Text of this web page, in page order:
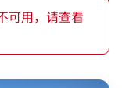
可用，请查看